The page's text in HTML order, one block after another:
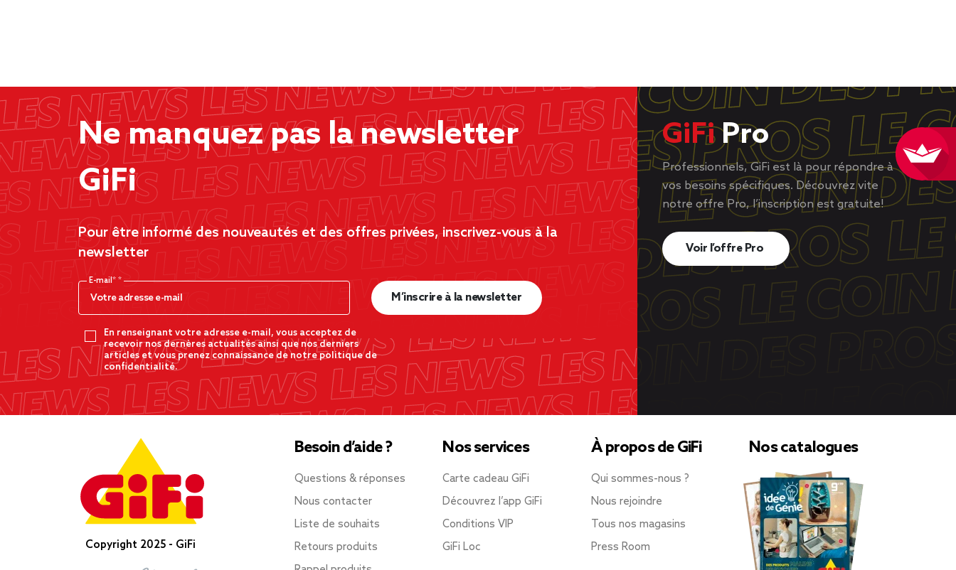
Ne manquez pas la newsletter
GiFi
Pour être informé des nouveautés et des offres privées, inscrivez-vous à la
newsletter
E-mail*
En renseignant votre adresse e-mail, vous acceptez de
recevoir nos dernères actualités ainsi que nos derniers
articles et vous prenez connaissance de notre politique de
confidentialité.
M’inscrire à la newsletter
GiFiPro
Professionnels, GiFi est là pour répondre à
vos besoins spécifiques. Découvrez vite
notre offre Pro, l’inscription est gratuite!
Voir l’offre Pro
Copyright 2025 - GiFi
Besoin d’aide ?
Questions & réponses
Nous contacter
Liste de souhaits
Retours produits
Nos services
Carte cadeau GiFi
Découvrez l’app GiFi
Conditions VIP
GiFi Loc
À propos de GiFi
Qui sommes-nous ?
Nous rejoindre
Tous nos magasins
Press Room
Nos catalogues